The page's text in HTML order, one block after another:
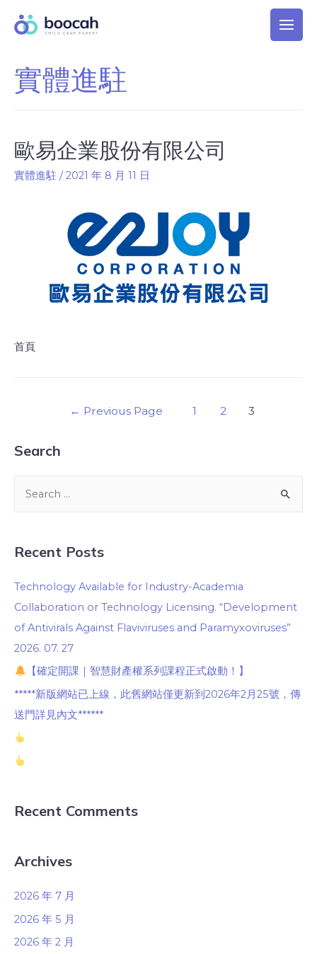
實體進駐
歐易企業股份有限公司
實體進駐 /2021 年 8 月 11 日
首頁
← Previous Page 1 2 3
Search
Recent Posts
Technology Available for Industry-Academia
Collaboration or Technology Licensing. “Development
of Antivirals Against Flaviviruses and Paramyxoviruses”
2026. 07. 27
【確定開課｜智慧財產權系列課程正式啟動！】
*****新版網站已上線，此舊網站僅更新到2026年2月25號，傳
送門詳見內文******
Recent Comments
Archives
2026 年 7 月
2026 年 5 月
2026 年 2 月